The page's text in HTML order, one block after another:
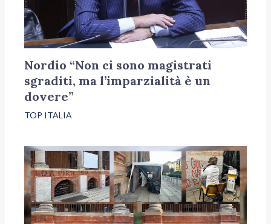
Nordio “Non ci sono magistrati
sgraditi, ma l’imparzialità è un
dovere”
TOP ITALIA